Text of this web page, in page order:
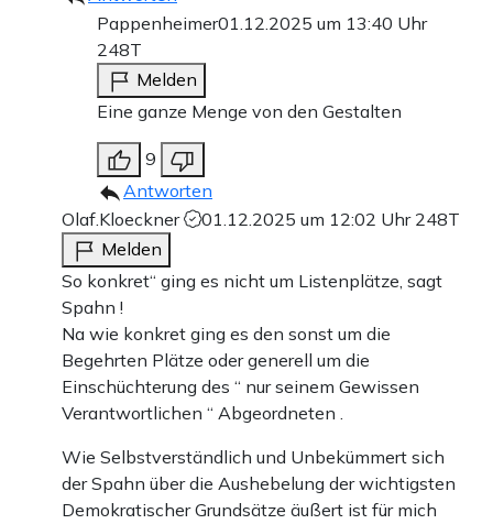
Pappenheimer01.12.2025 um 13:40 Uhr
248T
Melden
Eine ganze Menge von den Gestalten
9
Antworten
Olaf.Kloeckner
01.12.2025 um 12:02 Uhr 248T
Melden
So konkret“ ging es nicht um Listenplätze, sagt
Spahn !
Na wie konkret ging es den sonst um die
Begehrten Plätze oder generell um die
Einschüchterung des “ nur seinem Gewissen
Verantwortlichen “ Abgeordneten .
Wie Selbstverständlich und Unbekümmert sich
der Spahn über die Aushebelung der wichtigsten
Demokratischer Grundsätze äußert ist für mich